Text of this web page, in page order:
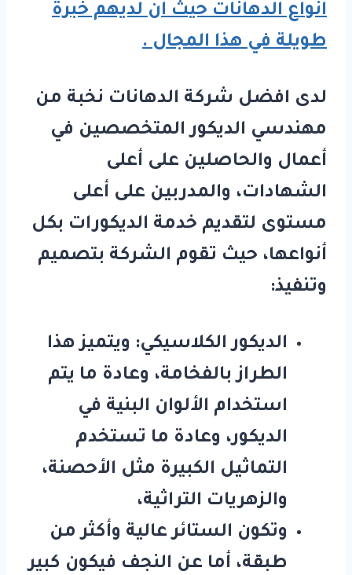
انواع الدهانات حيث ان لديهم خبرة
طويلة في هذا المجال .
لدى افضل شركة الدهانات نخبة من
مهندسي الديكور المتخصصين في
أعمال والحاصلين على أعلى
الشهادات، والمدربين على أعلى
مستوى لتقديم خدمة الديكورات بكل
أنواعها، حيث تقوم الشركة بتصميم
وتنفيذ:
الديكور الكلاسيكي: ويتميز هذا
الطراز بالفخامة، وعادة ما يتم
استخدام الألوان البنية في
الديكور، وعادة ما تستخدم
التماثيل الكبيرة مثل الأحصنة،
والزهريات التراثية،
وتكون الستائر عالية وأكثر من
طبقة، أما عن النجف فيكون كبير